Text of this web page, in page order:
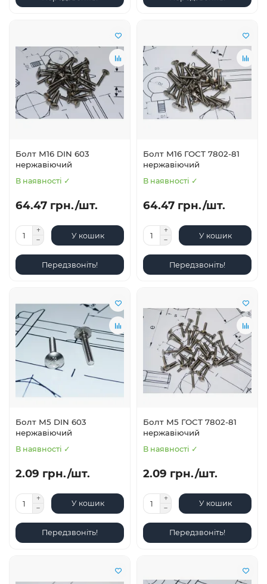
Болт М16 DIN 603
нержавіючий
В наявності ✓
64.47 грн./шт.
У кошик
Передзвоніть!
Болт М16 ГОСТ 7802-81
нержавіючий
В наявності ✓
64.47 грн./шт.
У кошик
Передзвоніть!
Болт М5 DIN 603
нержавіючий
В наявності ✓
2.09 грн./шт.
У кошик
Передзвоніть!
Болт М5 ГОСТ 7802-81
нержавіючий
В наявності ✓
2.09 грн./шт.
У кошик
Передзвоніть!